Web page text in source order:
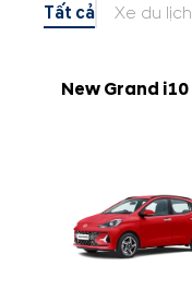
Tất cả Xe du lịch
New Grand i10